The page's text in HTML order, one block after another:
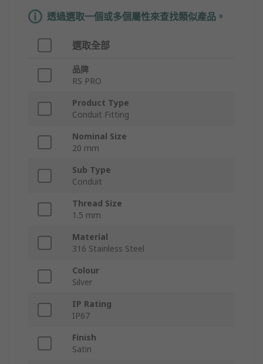
透過選取一個或多個屬性來查找類似產品。
選取全部
品牌
RS PRO
Product Type
Conduit Fitting
Nominal Size
20 mm
Sub Type
Conduit
Thread Size
1.5 mm
Material
316 Stainless Steel
Colour
Silver
IP Rating
IP67
Finish
Satin